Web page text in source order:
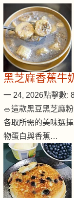
黑芝麻香蕉牛
一 24, 2026點擊數:
🥗這款黑豆黑芝麻
各取所需的美味選
物蛋白與香蕉…